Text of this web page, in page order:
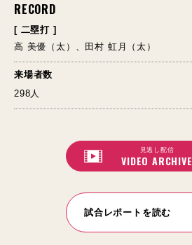
RECORD
[ 二塁打 ]
高 美優（太）、田村 虹月（太）
来場者数
298人
見逃し配信
VIDEO ARCHIVE
試合レポートを読む